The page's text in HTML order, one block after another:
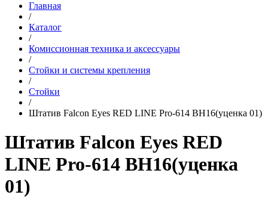
Главная
/
Каталог
/
Комиссионная техника и аксессуары
/
Стойки и системы крепления
/
Стойки
/
Штатив Falcon Eyes RED LINE Pro-614 BH16(уценка 01)
Штатив Falcon Eyes RED
LINE Pro-614 BH16(уценка
01)